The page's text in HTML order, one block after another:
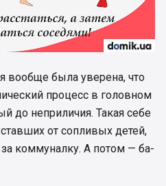
вообще была уверена, что
процесс в головном
до неприличия. Такая себе
от сопливых детей,
коммуналку. А потом — ба-